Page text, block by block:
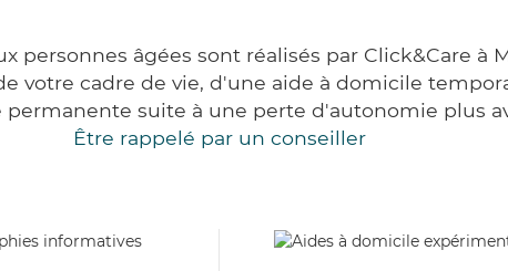
personnes âgées sont réalisés par Click&Care à
votre cadre de vie, d'une aide à domicile
permanente suite à une perte d'autonomie plus
Être rappelé par un conseiller